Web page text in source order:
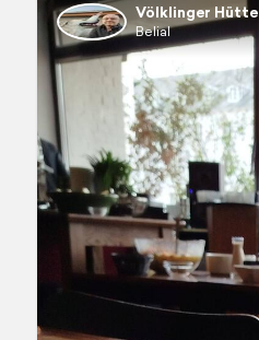
Völklinger Hütte
Belial